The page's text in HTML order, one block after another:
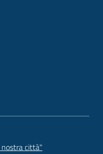
nostra città"